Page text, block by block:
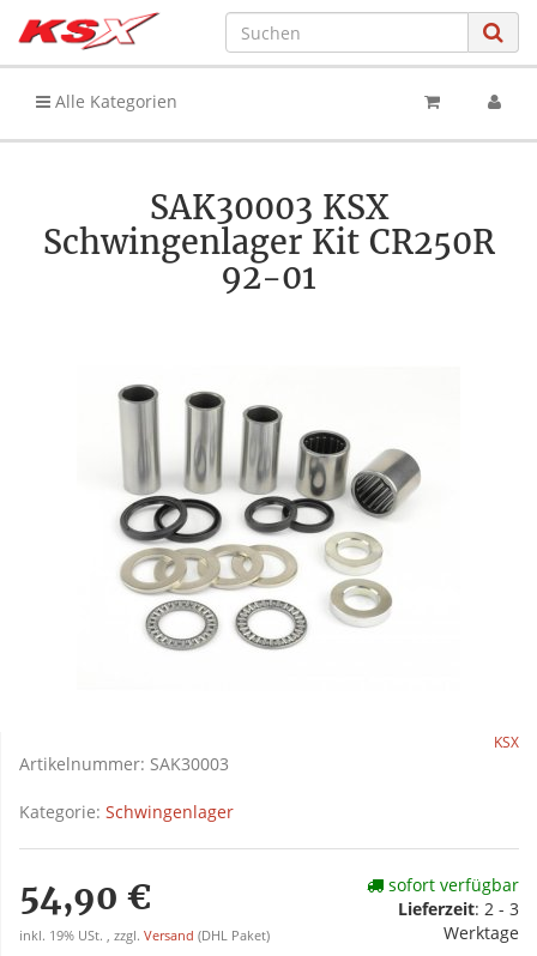
Alle Kategorien
SAK30003 KSX
Schwingenlager Kit CR250R
92-01
KSX
Artikelnummer: SAK30003
Kategorie: Schwingenlager
54,90 €
inkl. 19% USt. , zzgl. Versand (DHL Paket)
sofort verfügbar
Lieferzeit: 2 - 3
Werktage